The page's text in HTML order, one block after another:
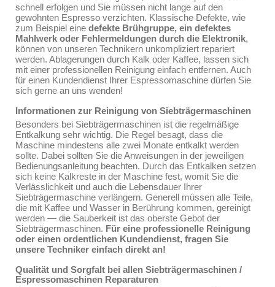
schnell erfolgen und Sie müssen nicht lange auf den
gewohnten Espresso verzichten. Klassische Defekte, wie
zum Beispiel eine defekte Brühgruppe, ein defektes
Mahlwerk oder Fehlermeldungen durch die Elektronik,
können von unseren Technikern unkompliziert repariert
werden. Ablagerungen durch Kalk oder Kaffee, lassen sich
mit einer professionellen Reinigung einfach entfernen. Auch
für einen Kundendienst Ihrer Espressomaschine dürfen Sie
sich gerne an uns wenden!
Informationen zur Reinigung von Siebträgermaschinen
Besonders bei Siebträgermaschinen ist die regelmäßige
Entkalkung sehr wichtig. Die Regel besagt, dass die
Maschine mindestens alle zwei Monate entkalkt werden
sollte. Dabei sollten Sie die Anweisungen in der jeweiligen
Bedienungsanleitung beachten. Durch das Entkalken setzen
sich keine Kalkreste in der Maschine fest, womit Sie die
Verlässlichkeit und auch die Lebensdauer Ihrer
Siebträgermaschine verlängern. Generell müssen alle Teile,
die mit Kaffee und Wasser in Berührung kommen, gereinigt
werden — die Sauberkeit ist das oberste Gebot der
Siebträgermaschinen. Für eine professionelle Reinigung
oder einen ordentlichen Kundendienst, fragen Sie
unsere Techniker einfach direkt an!
Qualität und Sorgfalt bei allen Siebträgermaschinen /
Espressomaschinen Reparaturen